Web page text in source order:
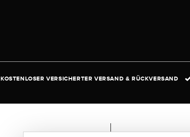
KOSTENLOSER VERSICHERTER VERSAND & RÜCKVERSAND